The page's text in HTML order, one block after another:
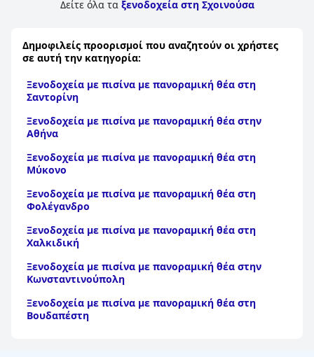
Δείτε όλα τα ξενοδοχεία στη Σχοινούσα
Δημοφιλείς προορισμοί που αναζητούν οι χρήστες
σε αυτή την κατηγορία:
Ξενοδοχεία με πισίνα με πανοραμική θέα στη
Σαντορίνη
Ξενοδοχεία με πισίνα με πανοραμική θέα στην
Αθήνα
Ξενοδοχεία με πισίνα με πανοραμική θέα στη
Μύκονο
Ξενοδοχεία με πισίνα με πανοραμική θέα στη
Φολέγανδρο
Ξενοδοχεία με πισίνα με πανοραμική θέα στη
Χαλκιδική
Ξενοδοχεία με πισίνα με πανοραμική θέα στην
Κωνσταντινούπολη
Ξενοδοχεία με πισίνα με πανοραμική θέα στη
Βουδαπέστη